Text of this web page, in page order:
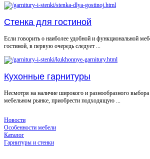
Стенка для гостиной
Если говорить о наиболее удобной и функциональной
гостиной, в первую очередь следует ...
Кухонные гарнитуры
Несмотря на наличие широкого и разнообразного выбора
мебельном рынке, приобрести подходящую ...
Новости
Особенности мебели
Каталог
Гарнитуры и стенки